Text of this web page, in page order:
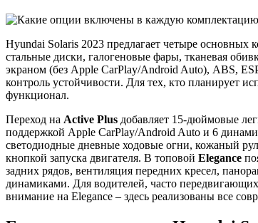
Hyundai Solaris 2023 предлагает четыре основных
стальные диски, галогеновые фары, тканевая
экраном (без Apple CarPlay/Android Auto), ABS,
контроль устойчивости. Для тех, кто планирует
функционал.
Переход на Active Plus добавляет 15-дюймовые
поддержкой Apple CarPlay/Android Auto и 6
светодиодные дневные ходовые огни, кожаный
кнопкой запуска двигателя. В топовой Elegance
задних рядов, вентиляция передних кресел,
динамиками. Для водителей, часто
внимание на Elegance – здесь реализованы все